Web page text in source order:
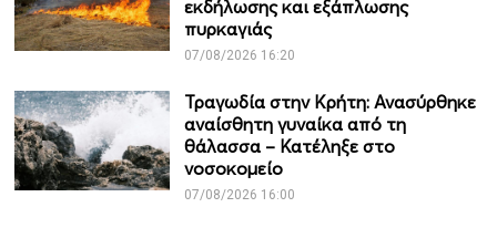
εκδήλωσης και εξάπλωσης
πυρκαγιάς
07/08/2026 16:20
Τραγωδία στην Κρήτη: Ανασύρθηκε
αναίσθητη γυναίκα από τη
θάλασσα – Κατέληξε στο
νοσοκομείο
07/08/2026 16:00